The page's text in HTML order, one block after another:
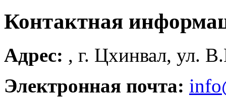
Контактная
Адрес: , г. Цхинвал, ул.
Электронная почта: